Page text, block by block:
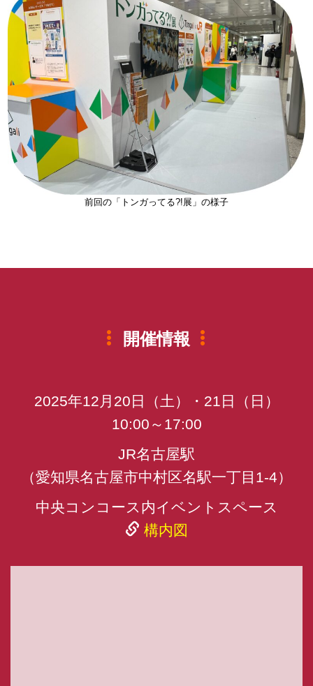
前回の「トンガってる?!展」の様子
開催情報
2025年12月20日（土）・21日（日）
10:00～17:00
JR名古屋駅
（愛知県名古屋市中村区名駅一丁目1-4）
中央コンコース内イベントスペース
構内図